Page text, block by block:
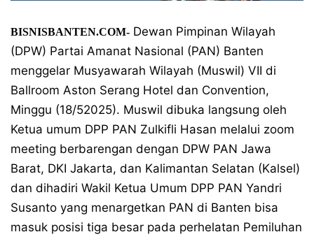
BISNISBANTEN.COM- Dewan Pimpinan Wilayah
(DPW) Partai Amanat Nasional (PAN) Banten
menggelar Musyawarah Wilayah (Muswil) VII di
Ballroom Aston Serang Hotel dan Convention,
Minggu (18/52025). Muswil dibuka langsung oleh
Ketua umum DPP PAN Zulkifli Hasan melalui zoom
meeting berbarengan dengan DPW PAN Jawa
Barat, DKI Jakarta, dan Kalimantan Selatan (Kalsel)
dan dihadiri Wakil Ketua Umum DPP PAN Yandri
Susanto yang menargetkan PAN di Banten bisa
masuk posisi tiga besar pada perhelatan Pemiluhan